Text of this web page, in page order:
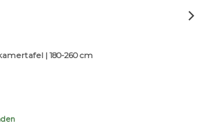
| 180-260 cm